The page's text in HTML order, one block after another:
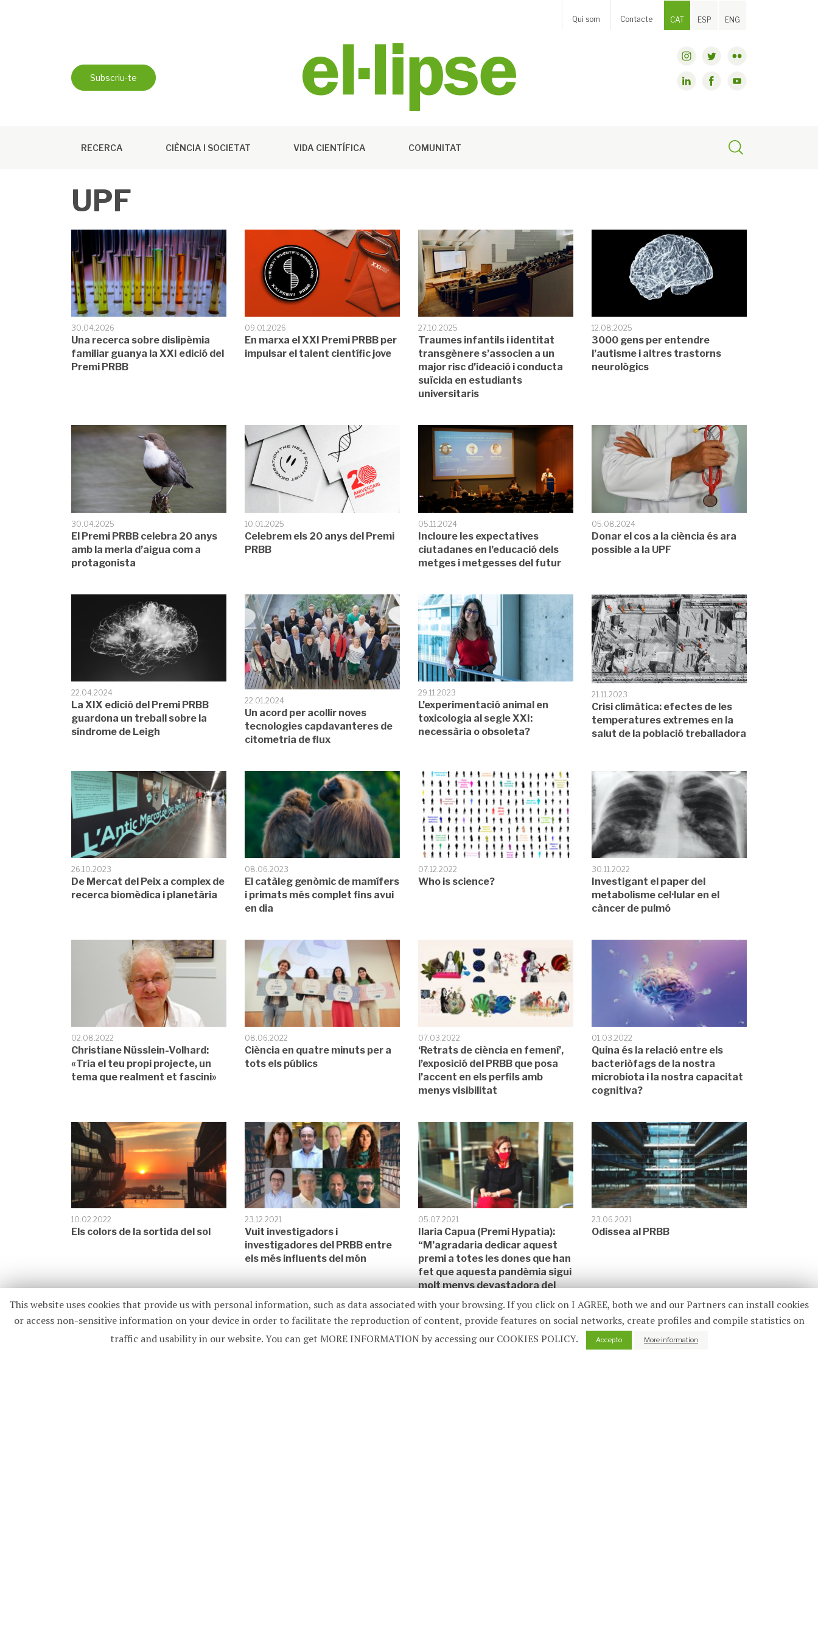
CAT ESP ENG
Qui som Contacte
Subscriu-te
RECERCA CIÈNCIA I SOCIETAT VIDA CIENTÍFICA COMUNITAT
UPF
30.04.2026
Una recerca sobre dislipèmia
familiar guanya la XXI edició del
Premi PRBB
09.01.2026
En marxa el XXI Premi PRBB per
impulsar el talent científic jove
27.10.2025
Traumes infantils i identitat
transgènere s’associen a un
major risc d’ideació i conducta
suïcida en estudiants
universitaris
12.08.2025
3000 gens per entendre
l’autisme i altres trastorns
neurològics
30.04.2025
El Premi PRBB celebra 20 anys
amb la merla d’aigua com a
protagonista
10.01.2025
Celebrem els 20 anys del Premi
PRBB
05.11.2024
Incloure les expectatives
ciutadanes en l’educació dels
metges i metgesses del futur
05.08.2024
Donar el cos a la ciència és ara
possible a la UPF
22.04.2024
La XIX edició del Premi PRBB
guardona un treball sobre la
síndrome de Leigh
22.01.2024
Un acord per acollir noves
tecnologies capdavanteres de
citometria de flux
29.11.2023
L’experimentació animal en
toxicologia al segle XXI:
necessària o obsoleta?
21.11.2023
Crisi climàtica: efectes de les
temperatures extremes en la
salut de la població treballadora
26.10.2023
De Mercat del Peix a complex de
recerca biomèdica i planetària
08.06.2023
El catàleg genòmic de mamífers
i primats més complet fins avui
en dia
07.12.2022
Who is science?
30.11.2022
Investigant el paper del
metabolisme cel·lular en el
càncer de pulmó
02.08.2022
Christiane Nüsslein-Volhard:
«Tria el teu propi projecte, un
tema que realment et fascini»
08.06.2022
Ciència en quatre minuts per a
tots els públics
07.03.2022
‘Retrats de ciència en femení’,
l’exposició del PRBB que posa
l’accent en els perfils amb
menys visibilitat
01.03.2022
Quina és la relació entre els
bacteriòfags de la nostra
microbiota i la nostra capacitat
cognitiva?
10.02.2022
Els colors de la sortida del sol
23.12.2021
Vuit investigadors i
investigadores del PRBB entre
els més influents del món
05.07.2021
Ilaria Capua (Premi Hypatia):
“M’agradaria dedicar aquest
premi a totes les dones que han
fet que aquesta pandèmia sigui
molt menys devastadora del
que podria haver estat”
23.06.2021
Odissea al PRBB
This website uses cookies that provide us with personal information, such as data associated with your browsing. If you click on I AGREE, both we and our Partners can install cookies
or access non-sensitive information on your device in order to facilitate the reproduction of content, provide features on social networks, create profiles and compile statistics on
traffic and usability in our website. You can get MORE INFORMATION by accessing our COOKIES POLICY.
Accepto More information